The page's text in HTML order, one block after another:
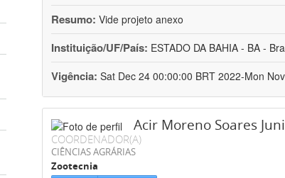
Resumo: Vide projeto anexo
Instituição/UF/País: ESTADO DA BAHIA - BA -
Vigência: Sat Dec 24 00:00:00 BRT 2022-Mon
Acir Moreno Soares
COORDENADOR(A)
CIÊNCIAS AGRÁRIAS
Zootecnia